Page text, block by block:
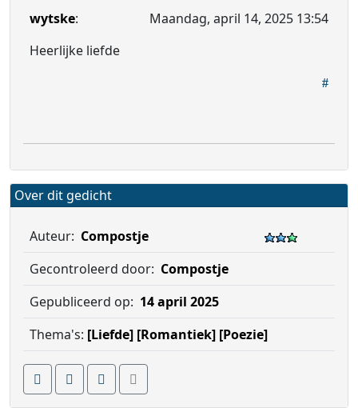
wytske:
Maandag, april 14, 2025 13:54
Heerlijke liefde
Over dit gedicht
Auteur: Compostje
Gecontroleerd door: Compostje
Gepubliceerd op: 14 april 2025
Thema's: [Liefde] [Romantiek] [Poezie]